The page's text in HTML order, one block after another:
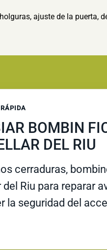
ajuste de la puerta,
BOMBIN
DEL RIU
cerraduras,
del Riu para reparar
la seguridad del